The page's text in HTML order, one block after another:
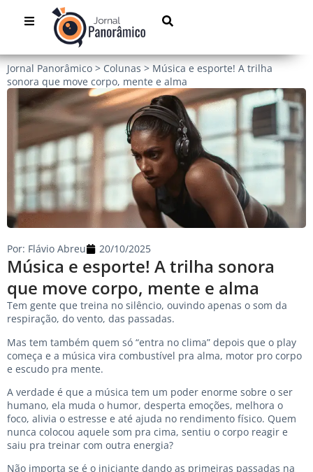
Jornal Panorâmico > Colunas > Música e esporte! A trilha
sonora que move corpo, mente e alma
Música e esporte! A trilha sonora
que move corpo, mente e alma
Por: Flávio Abreu 20/10/2025
Tem gente que treina no silêncio, ouvindo apenas o som da
respiração, do vento, das passadas.
Mas tem também quem só “entra no clima” depois que o play
começa e a música vira combustível pra alma, motor pro corpo
e escudo pra mente.
A verdade é que a música tem um poder enorme sobre o ser
humano, ela muda o humor, desperta emoções, melhora o
foco, alivia o estresse e até ajuda no rendimento físico. Quem
nunca colocou aquele som pra cima, sentiu o corpo reagir e
saiu pra treinar com outra energia?
Não importa se é o iniciante dando as primeiras passadas na